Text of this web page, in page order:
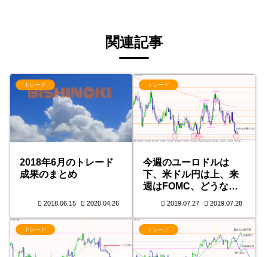
関連記事
トレード
2018年6月のトレード
成果のまとめ
2018.06.15 2020.04.26
トレード
今週のユーロドルは
下、米ドル円は上、来
週はFOMC、どうな
2019.07.27 2019.07.28
トレード トレード